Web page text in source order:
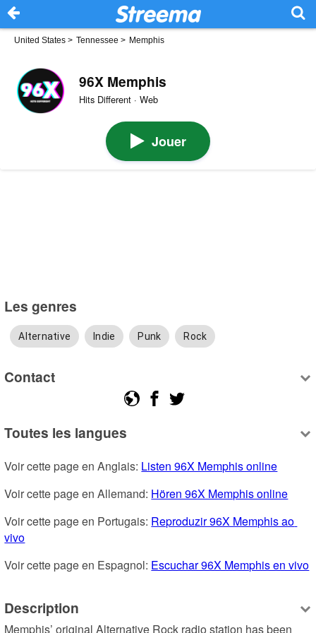
United States > Tennessee > Memphis
96X Memphis
Hits Different · Web
Jouer
Les genres
Alternative Indie Punk Rock
Contact
Toutes les langues
Voir cette page en Anglais: Listen 96X Memphis online
Voir cette page en Allemand: Hören 96X Memphis online
Voir cette page en Portugais: Reproduzir 96X Memphis ao
vivo
Voir cette page en Espagnol: Escuchar 96X Memphis en vivo
Description
Memphis’ original Alternative Rock radio station has been